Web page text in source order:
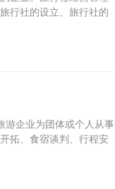
行社的设立、旅行社的
游企业为团体或个人从事
拓、食宿谈判、行程安
魂，是旅行社中最重要